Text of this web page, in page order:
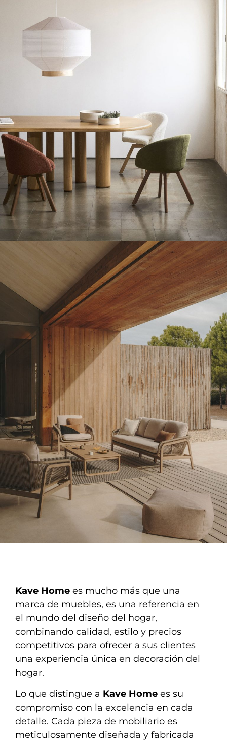
Kave Home es mucho más que una
marca de muebles, es una referencia en
el mundo del diseño del hogar,
combinando calidad, estilo y precios
competitivos para ofrecer a sus clientes
una experiencia única en decoración del
hogar.
Lo que distingue a Kave Home es su
compromiso con la excelencia en cada
detalle. Cada pieza de mobiliario es
meticulosamente diseñada y fabricada